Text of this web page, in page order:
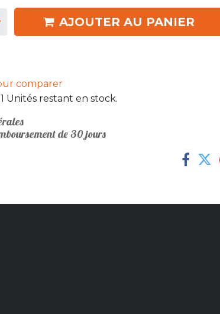
AJOUTER AU PANIER
comparer
Unités restant en stock.
de 30 jours